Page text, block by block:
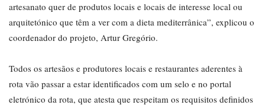
artesanato quer de produtos locais e locais de interesse local ou
arquitetónico que têm a ver com a dieta mediterrânica”, explicou o
coordenador do projeto, Artur Gregório.
Todos os artesãos e produtores locais e restaurantes aderentes à
rota vão passar a estar identificados com um selo e no portal
eletrónico da rota, que atesta que respeitam os requisitos definidos